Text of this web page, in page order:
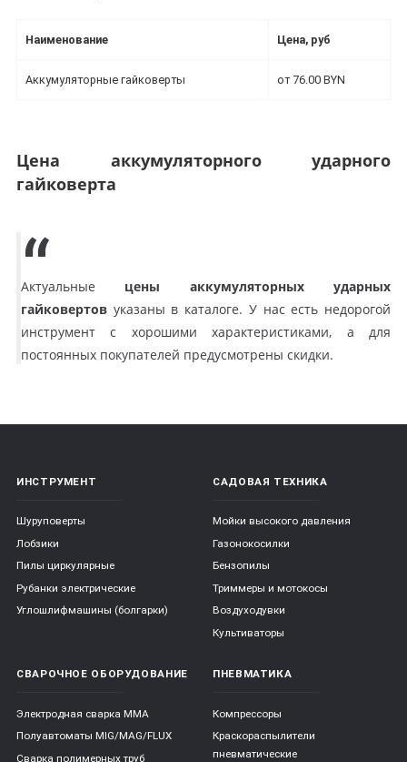
Наименование Цена, руб
Аккумуляторные гайковерты от 76.00 BYN
Цена аккумуляторного ударного
гайковерта
Актуальные цены аккумуляторных ударных
гайковертов указаны в каталоге. У нас есть недорогой
инструмент с хорошими характеристиками, а для
постоянных покупателей предусмотрены скидки.
ИНСТРУМЕНТ
Шуруповерты
Лобзики
Пилы циркулярные
Рубанки электрические
Углошлифмашины (болгарки)
САДОВАЯ ТЕХНИКА
Мойки высокого давления
Газонокосилки
Бензопилы
Триммеры и мотокосы
Воздуходувки
Культиваторы
СВАРОЧНОЕ ОБОРУДОВАНИЕ
Электродная сварка ММА
Полуавтоматы MIG/MAG/FLUX
Сварка полимерных труб
ПНЕВМАТИКА
Компрессоры
Краскораспылители
пневматические